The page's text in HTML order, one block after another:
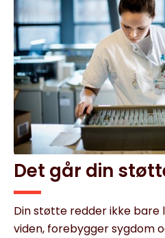
Det går din
Din støtte redder ikke bare
viden, forebygger sygdom